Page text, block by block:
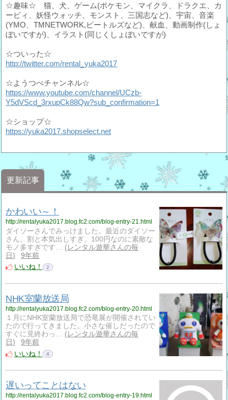
☆趣味☆ 猫、犬、ゲーム(ポケモン、マイクラ、ドラクエ、カ
ービィ、妖怪ウォッチ、モンスト、三国志など)、宇宙、音楽
(YMO、TMNETWORK,ビートルズなど)、献血、動画制作(しょ
ぼいですが)、イラスト(同じくしょぼいですが)
☆ついった☆
http://twitter.com/rental_yuka2017
☆ようつべチャンネル☆
https://www.youtube.com/channel/UCzb-
Y5dVScd_3rxupCk88Qw?sub_confirmation=1
☆ショップ☆
https://yuka2017.shopselect.net
更新記事
かわいい～！
http://rentalyuka2017.blog.fc2.com/blog-entry-21.html
ダイソーさんでみっけました。最近のダイソー
さん、割と本気出しすぎ。100円なのに素敵な
モノ多すぎです…
レンタル遊華さんの毎
日
9年前
いいね！
2
NHK室蘭放送局
http://rentalyuka2017.blog.fc2.com/blog-entry-20.html
１月にNHK室蘭放送局で恐竜展が開催されてい
たので行ってきました。小さな催しだったので
すぐに見終わっ…
レンタル遊華さんの毎
日
9年前
いいね！
4
遅いってことはない
http://rentalyuka2017.blog.fc2.com/blog-entry-19.html